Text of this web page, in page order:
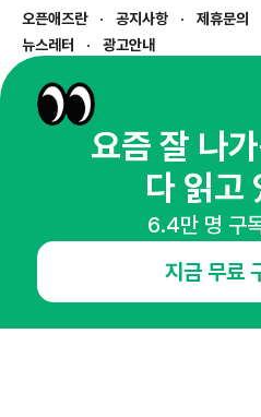
오픈애즈란 공지사항 제휴문의
뉴스레터
광고안내
경기도 성남시 분당구 대왕판교로645번길 16
사업자등록번호 : 144-81-27690(
통신판매업신고번호 : 2014-경기성남-1023
호스팅서비스사업자 : 오픈애즈
1800-2198
openads@openads.co.kr
이용약관
instagramthreadkakaotalk
요즘 잘 나
다 읽고
6.4만 명 구
지금 무료